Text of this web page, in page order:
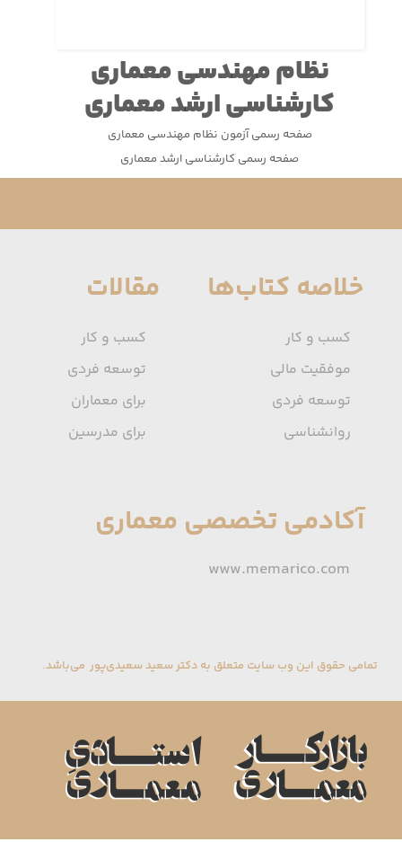
نظام مهندسی معماری
صفحه رسمی آزمون نظام مهندسی معماری
کارشناسی ارشد معماری
صفحه رسمی کارشناسی ارشد معماری
خلاصه کتاب‌ها
کسب و کار
موفقیت مالی
توسعه فردی
روانشناسی
مقالات
آکادمی تخصصی معماری
www.memarico.com
تمامی حقوق این وب سایت متعلق به دکتر سعید سعیدی‌پور می‌باشد.
کسب و کار
توسعه فردی
برای معماران
برای مدرسین